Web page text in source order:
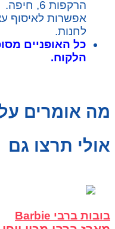
הרקפות 6, חיפה.
לחנות.
כל האופניים
הלקוח.
מה אומרים
אולי תרצו גם
בובות ברבי Barbie